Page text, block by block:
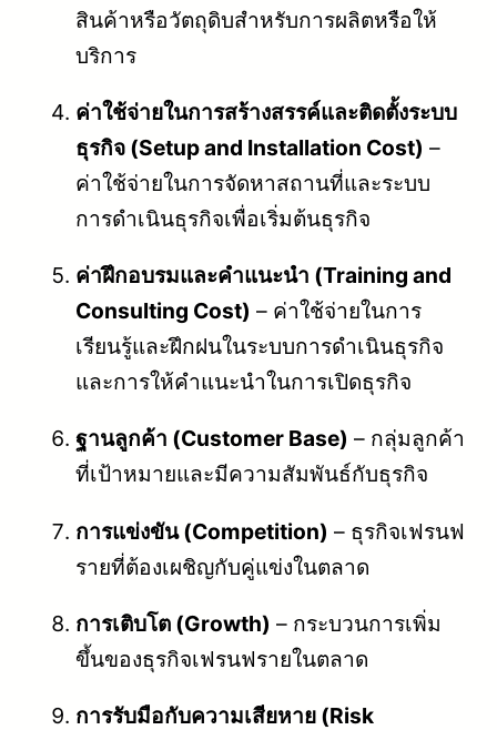
สินค้าหรือวัตถุดิบสำหรับการผลิตหรือให้
บริการ
ค่าใช้จ่ายในการสร้างสรรค์และติดตั้งระบบ
ธุรกิจ (Setup and Installation Cost) –
ค่าใช้จ่ายในการจัดหาสถานที่และระบบ
การดำเนินธุรกิจเพื่อเริ่มต้นธุรกิจ
ค่าฝึกอบรมและคำแนะนำ (Training and
Consulting Cost) – ค่าใช้จ่ายในการ
เรียนรู้และฝึกฝนในระบบการดำเนินธุรกิจ
และการให้คำแนะนำในการเปิดธุรกิจ
ฐานลูกค้า (Customer Base) – กลุ่มลูกค้า
ที่เป้าหมายและมีความสัมพันธ์กับธุรกิจ
การแข่งขัน (Competition) – ธุรกิจเฟรนฟ
รายที่ต้องเผชิญกับคู่แข่งในตลาด
การเติบโต (Growth) – กระบวนการเพิ่ม
ขึ้นของธุรกิจเฟรนฟรายในตลาด
การรับมือกับความเสียหาย (Risk